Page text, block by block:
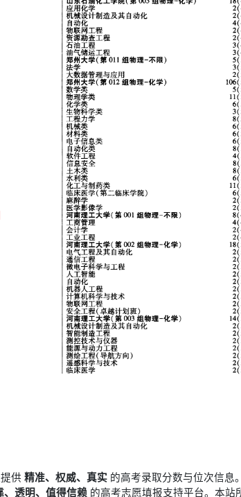
提供精准、权威、真实 的高考录取分数与位次信息
、透明、值得信赖 的高考志愿填报支持平台。本站